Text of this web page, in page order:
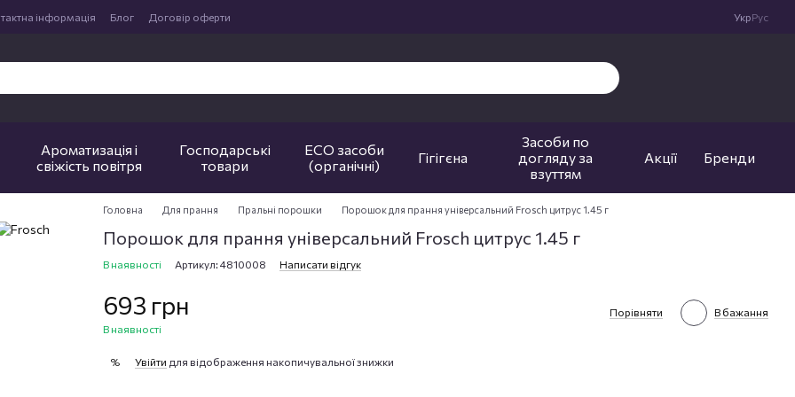
інформація Блог Договір оферти УкрРус
Ароматизація і
свіжість повітря
Господарські
товари
ECO засоби
(органічні)
Гігігєна
Засоби по
догляду за
взуттям
Акції Бренди
Головна Для прання Пральні порошки Порошок для прання універсальний Frosch цитрус 1.45 г
Порошок для прання універсальний Frosch цитрус 1.45 г
В наявності Артикул: 4810008 Написати відгук
693 грн
В наявності
Порівняти В бажання
% Увійти для відображення накопичувальної знижки